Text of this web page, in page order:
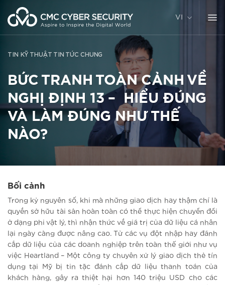
đến
nội
VI
TIN KỸ THUẬT TIN TỨC CHUNG
BỨC TRANH TOÀN CẢNH VỀ
NGHỊ ĐỊNH 13 – HIỂU ĐÚNG
VÀ LÀM ĐÚNG NHƯ THẾ
NÀO?
Bối cảnh
Trong kỷ nguyên số, khi mà những giao dịch hay thậm chí là
quyền sở hữu tài sản hoàn toàn có thể thực hiện chuyển đổi
ở dạng phi vật lý, thì nhận thức về giá trị của dữ liệu cá nhân
lại ngày càng được nâng cao. Từ các vụ đột nhập hay đánh
cắp dữ liệu của các doanh nghiệp trên toàn thế giới như vụ
việc Heartland – Một công ty chuyên xử lý giao dịch thẻ tín
dụng tại Mỹ bị tin tặc đánh cắp dữ liệu thanh toán của
khách hàng, gây ra thiệt hại hơn 140 triệu USD cho các